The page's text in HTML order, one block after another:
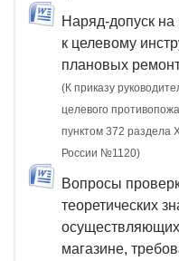
Наряд-допуск
к целевому
плановых
(К приказу
целевого
пунктом 372
России №1120)
Вопросы
теоретических
осуществляющих
магазине,